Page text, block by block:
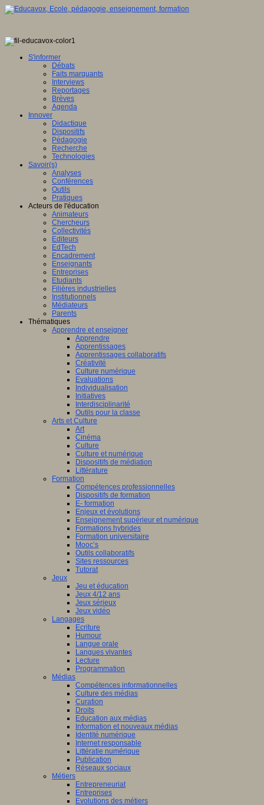
S'informer
Débats
Faits marquants
Interviews
Reportages
Brèves
Agenda
Innover
Didactique
Dispositifs
Pédagogie
Recherche
Technologies
Savoir(s)
Analyses
Conférences
Outils
Pratiques
Acteurs de l'éducation
Animateurs
Chercheurs
Collectivités
Editeurs
EdTech
Encadrement
Enseignants
Entreprises
Etudiants
Filières industrielles
Institutionnels
Médiateurs
Parents
Thématiques
Apprendre et enseigner
Apprendre
Apprentissages
Apprentissages collaboratifs
Créativité
Culture numérique
Evaluations
Individualisation
Initiatives
Interdisciplinarité
Outils pour la classe
Arts et Culture
Art
Cinéma
Culture
Culture et numérique
Dispositifs de médiation
Littérature
Formation
Compétences professionnelles
Dispositifs de formation
E- formation
Enjeux et évolutions
Enseignement supérieur et numérique
Formations hybrides
Formation universitaire
Mooc’s
Outils collaboratifs
Sites ressources
Tutorat
Jeux
Jeu et éducation
Jeux 4/12 ans
Jeux sérieux
Jeux vidéo
Langages
Ecriture
Humour
Langue orale
Langues vivantes
Lecture
Programmation
Médias
Compétences informationnelles
Culture des médias
Curation
Droits
Education aux médias
Information et nouveaux médias
Identité numérique
Internet responsable
Littératie numérique
Publication
Réseaux sociaux
Métiers
Entrepreneuriat
Entreprises
Evolutions des métiers